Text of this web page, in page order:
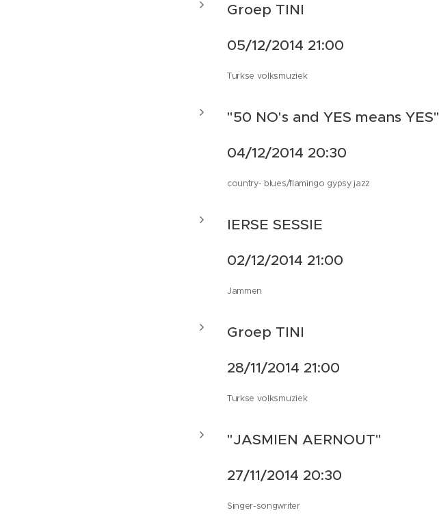
Groep TINI
05/12/2014 21:00
Turkse volksmuziek
"50 NO's and YES means YES"
04/12/2014 20:30
country- blues/flamingo gypsy jazz
IERSE SESSIE
02/12/2014 21:00
Jammen
Groep TINI
28/11/2014 21:00
Turkse volksmuziek
"JASMIEN AERNOUT"
27/11/2014 20:30
Singer-songwriter